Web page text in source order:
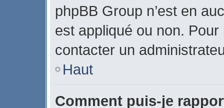
phpBB Group n’est en
est appliqué ou non. Pour
contacter un
Haut
Comment puis-je